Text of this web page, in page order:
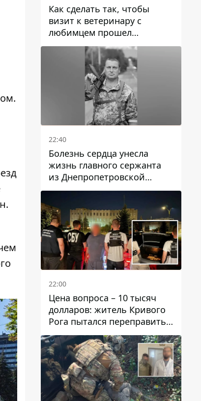
Как сделать так, чтобы
визит к ветеринару с
любимцем прошел
спокойно: простые советы
22:40
Болезнь сердца унесла
жизнь главного сержанта
из Днепропетровской
области Юрия Свистуна
22:00
Цена вопроса – 10 тысяч
долларов: житель Кривого
Рога пытался переправить
мужчину в Словакию